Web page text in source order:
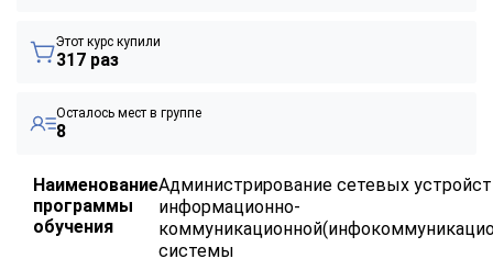
Этот курс купили
317 раз
Осталось мест в группе
8
Наименование
программы
обучения
Администрирование сетевых
информационно-
системы